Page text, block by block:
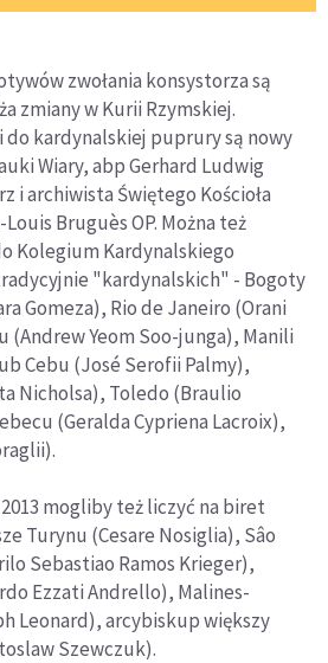
zwołania konsystorza są
zmiany w Kurii Rzymskiej.
kardynalskiej puprury są nowy
Wiary, abp Gerhard Ludwig
i archiwista Świętego Kościoła
Bruguès OP. Można też
Kolegium Kardynalskiego
"kardynalskich" - Bogoty
Gomeza), Rio de Janeiro (Orani
(Andrew Yeom Soo-junga), Manili
Cebu (José Serofii Palmy),
Nicholsa), Toledo (Braulio
(Geralda Cypriena Lacroix),
mogliby też liczyć na biret
Turynu (Cesare Nosiglia), Sâo
Sebastiao Ramos Krieger),
Ezzati Andrello), Malines-
Leonard), arcybiskup większy
Szewczuk).